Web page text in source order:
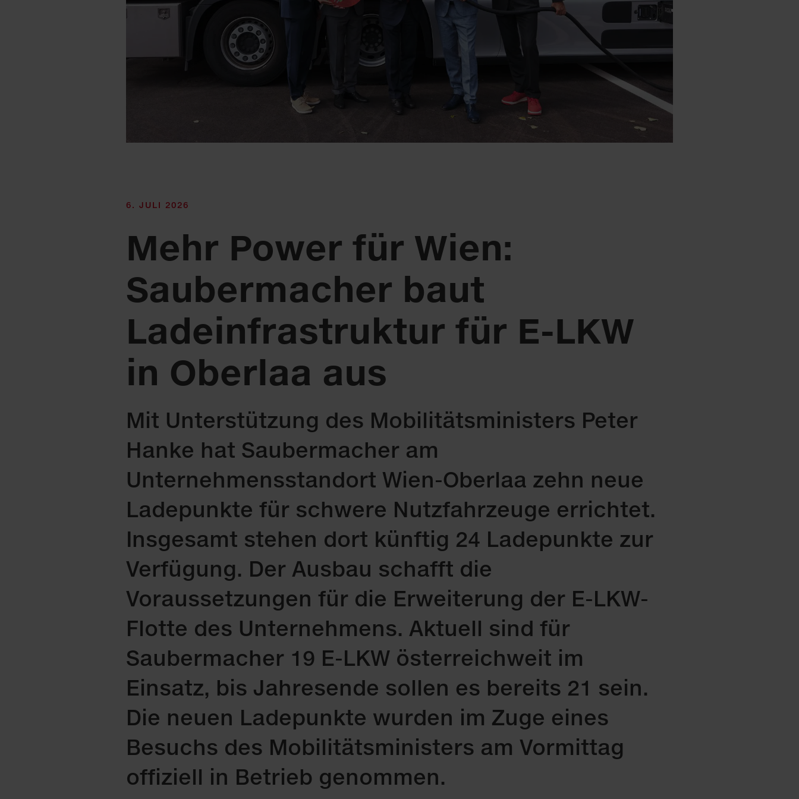
6. JULI 2026
Mehr Power für Wien:
Saubermacher baut
Ladeinfrastruktur für E-LKW
in Oberlaa aus
Mit Unterstützung des Mobilitätsministers Peter
Hanke hat Saubermacher am
Unternehmensstandort Wien-Oberlaa zehn neue
Ladepunkte für schwere Nutzfahrzeuge errichtet.
Insgesamt stehen dort künftig 24 Ladepunkte zur
Verfügung. Der Ausbau schafft die
Voraussetzungen für die Erweiterung der E-LKW-
Flotte des Unternehmens. Aktuell sind für
Saubermacher 19 E-LKW österreichweit im
Einsatz, bis Jahresende sollen es bereits 21 sein.
Die neuen Ladepunkte wurden im Zuge eines
Besuchs des Mobilitätsministers am Vormittag
offiziell in Betrieb genommen.